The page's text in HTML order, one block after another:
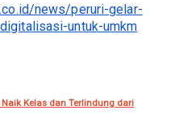
news/peruri-gelar-
untuk-umkm
Kelas dan Terlindung dari